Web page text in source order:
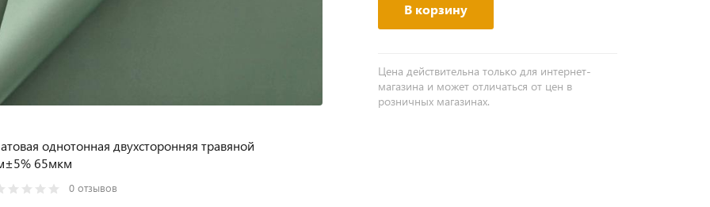
однотонная двухсторонняя травяной
65мкм
0 отзывов
В корзину
Цена действительна только для интернет-
магазина и может отличаться от цен в
розничных магазинах.